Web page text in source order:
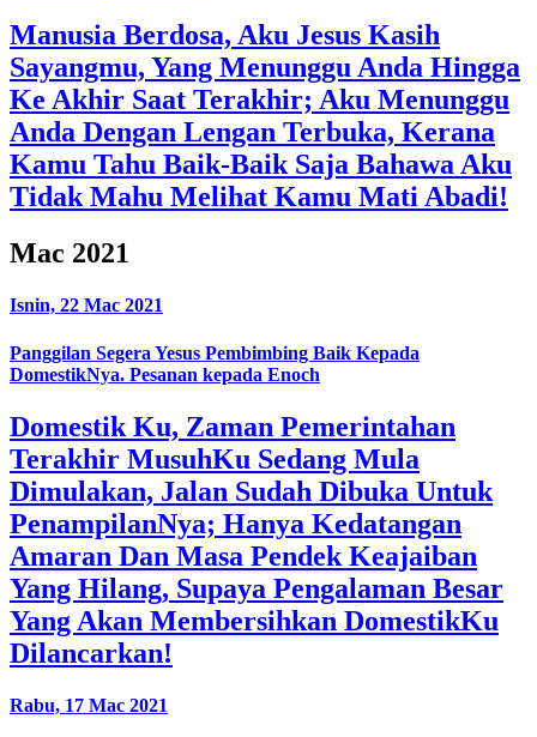
Manusia Berdosa, Aku Jesus Kasih
Sayangmu, Yang Menunggu Anda Hingga
Ke Akhir Saat Terakhir; Aku Menunggu
Anda Dengan Lengan Terbuka, Kerana
Kamu Tahu Baik-Baik Saja Bahawa Aku
Tidak Mahu Melihat Kamu Mati Abadi!
Mac 2021
Isnin, 22 Mac 2021
Panggilan Segera Yesus Pembimbing Baik Kepada
DomestikNya. Pesanan kepada Enoch
Domestik Ku, Zaman Pemerintahan
Terakhir MusuhKu Sedang Mula
Dimulakan, Jalan Sudah Dibuka Untuk
PenampilanNya; Hanya Kedatangan
Amaran Dan Masa Pendek Keajaiban
Yang Hilang, Supaya Pengalaman Besar
Yang Akan Membersihkan DomestikKu
Dilancarkan!
Rabu, 17 Mac 2021